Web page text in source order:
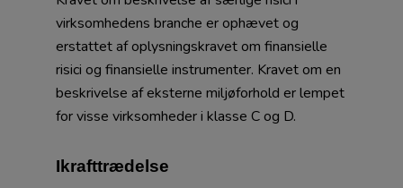
virksomhedens branche er ophævet og
erstattet af oplysningskravet om finansielle
risici og finansielle instrumenter. Kravet om en
beskrivelse af eksterne miljøforhold er lempet
for visse virksomheder i klasse C og D.
Ikrafttrædelse